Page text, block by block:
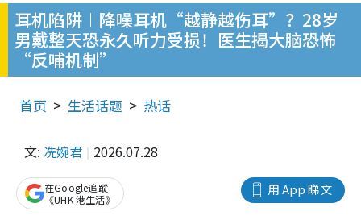
耳机陷阱︱降噪耳机“越静越伤耳”？28岁
男戴整天恐永久听力受损！医生揭大脑恐怖
“反哺机制”
首页 生活话题 热话
文: 冼婉君 2026.07.28
用 App 睇文
在Google追蹤
《UHK 港生活》